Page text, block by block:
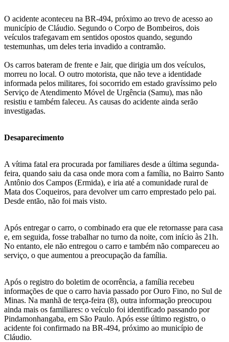
O acidente aconteceu na BR-494, próximo ao trevo de acesso ao
município de Cláudio. Segundo o Corpo de Bombeiros, dois
veículos trafegavam em sentidos opostos quando, segundo
testemunhas, um deles teria invadido a contramão.
Os carros bateram de frente e Jair, que dirigia um dos veículos,
morreu no local. O outro motorista, que não teve a identidade
informada pelos militares, foi socorrido em estado gravíssimo pelo
Serviço de Atendimento Móvel de Urgência (Samu), mas não
resistiu e também faleceu. As causas do acidente ainda serão
investigadas.
Desaparecimento
A vítima fatal era procurada por familiares desde a última segunda-
feira, quando saiu da casa onde mora com a família, no Bairro Santo
Antônio dos Campos (Ermida), e iria até a comunidade rural de
Mata dos Coqueiros, para devolver um carro emprestado pelo pai.
Desde então, não foi mais visto.
Após entregar o carro, o combinado era que ele retornasse para casa
e, em seguida, fosse trabalhar no turno da noite, com início às 21h.
No entanto, ele não entregou o carro e também não compareceu ao
serviço, o que aumentou a preocupação da família.
Após o registro do boletim de ocorrência, a família recebeu
informações de que o carro havia passado por Ouro Fino, no Sul de
Minas. Na manhã de terça-feira (8), outra informação preocupou
ainda mais os familiares: o veículo foi identificado passando por
Pindamonhangaba, em São Paulo. Após esse último registro, o
acidente foi confirmado na BR-494, próximo ao município de
Cláudio.